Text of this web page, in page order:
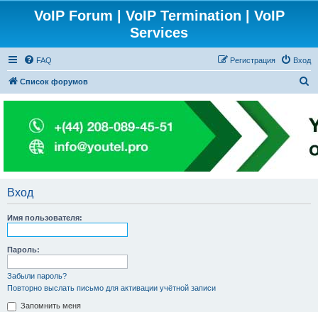
VoIP Forum | VoIP Termination | VoIP
Services
FAQ Вход
Регистрация
Список форумов
с
к
Вход
Имя пользователя:
Пароль:
Забыли пароль?
Повторно выслать письмо для активации учётной записи
Запомнить меня